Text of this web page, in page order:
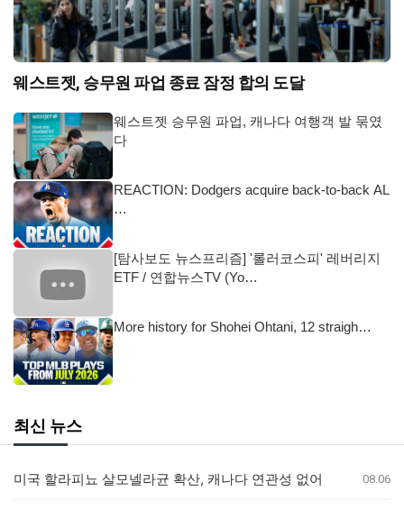
웨스트젯, 승무원 파업 종료 잠정 합의 도달
웨스트젯 승무원 파업, 캐나다 여행객 발 묶였
다
REACTION: Dodgers acquire back-to-back AL
…
[탐사보도 뉴스프리즘] '롤러코스피' 레버리지
ETF / 연합뉴스TV (Yo…
More history for Shohei Ohtani, 12 straigh…
최신 뉴스
미국 할라피뇨 살모넬라균 확산, 캐나다 연관성 없어 08.06